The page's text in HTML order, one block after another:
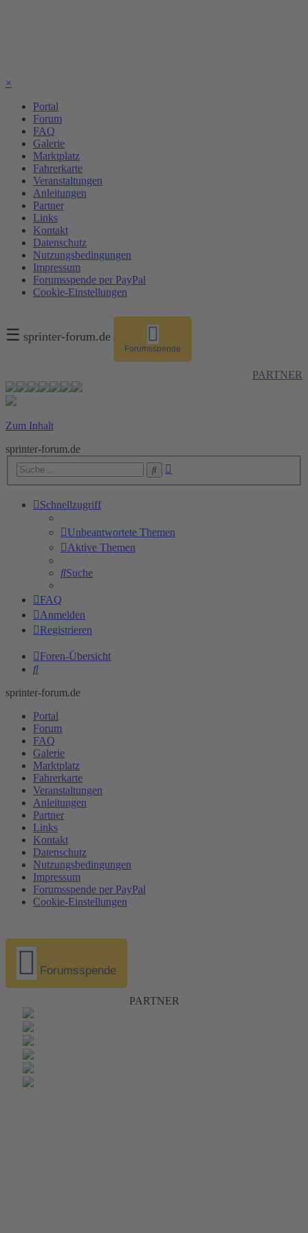
×
Portal
Forum
FAQ
Galerie
Marktplatz
Fahrerkarte
Veranstaltungen
Anleitungen
Partner
Links
Kontakt
Datenschutz
Nutzungsbedingungen
Impressum
Forumsspende per PayPal
Cookie-Einstellungen
☰ sprinter-forum.de
Forumsspende
PARTNER
Zum Inhalt
sprinter-forum.de
Suche
Schnellzugriff
Unbeantwortete Themen
Aktive Themen
Suche
FAQ
Anmelden
Registrieren
Foren-Übersicht
Suche
sprinter-forum.de
Portal
Forum
FAQ
Galerie
Marktplatz
Fahrerkarte
Veranstaltungen
Anleitungen
Partner
Links
Kontakt
Datenschutz
Nutzungsbedingungen
Impressum
Forumsspende per PayPal
Cookie-Einstellungen
Forumsspende
PARTNER